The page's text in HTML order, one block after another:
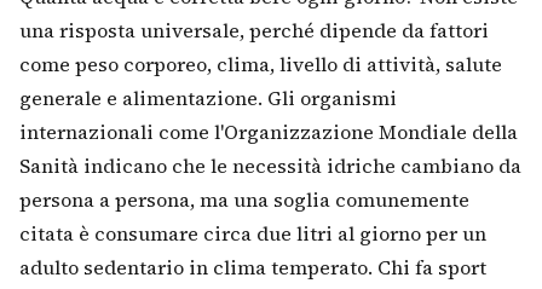
una risposta universale, perché dipende da fattori
come peso corporeo, clima, livello di attività, salute
generale e alimentazione. Gli organismi
internazionali come l'Organizzazione Mondiale della
Sanità indicano che le necessità idriche cambiano da
persona a persona, ma una soglia comunemente
citata è consumare circa due litri al giorno per un
adulto sedentario in clima temperato. Chi fa sport